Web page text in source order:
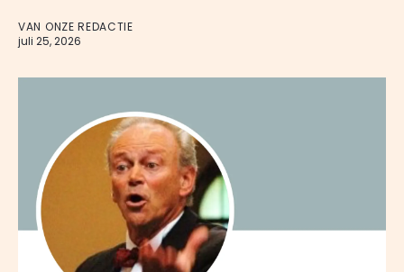
VAN ONZE REDACTIE
juli 25, 2026